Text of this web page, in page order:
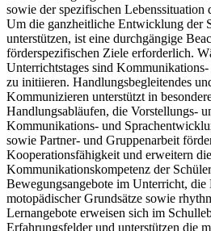
sowie der spezifischen Lebenssituation
Um die ganzheitliche Entwicklung der
unterstützen, ist eine durchgängige
förderspezifischen Ziele erforderlich.
Unterrichtstages sind
zu initiieren. Handlungsbegleitendes
Kommunizieren unterstützt in
Handlungsabläufen, die Vorstellungs-
Kommunikations- und
sowie Partner- und Gruppenarbeit
Kooperationsfähigkeit und erweitern die
Kommunikationskompetenz der
Bewegungsangebote im Unterricht,
motopädischer Grundsätze sowie
Lernangebote erweisen sich im
Erfahrungsfelder und unterstützen die